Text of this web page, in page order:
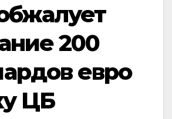
200
евро
ЦБ